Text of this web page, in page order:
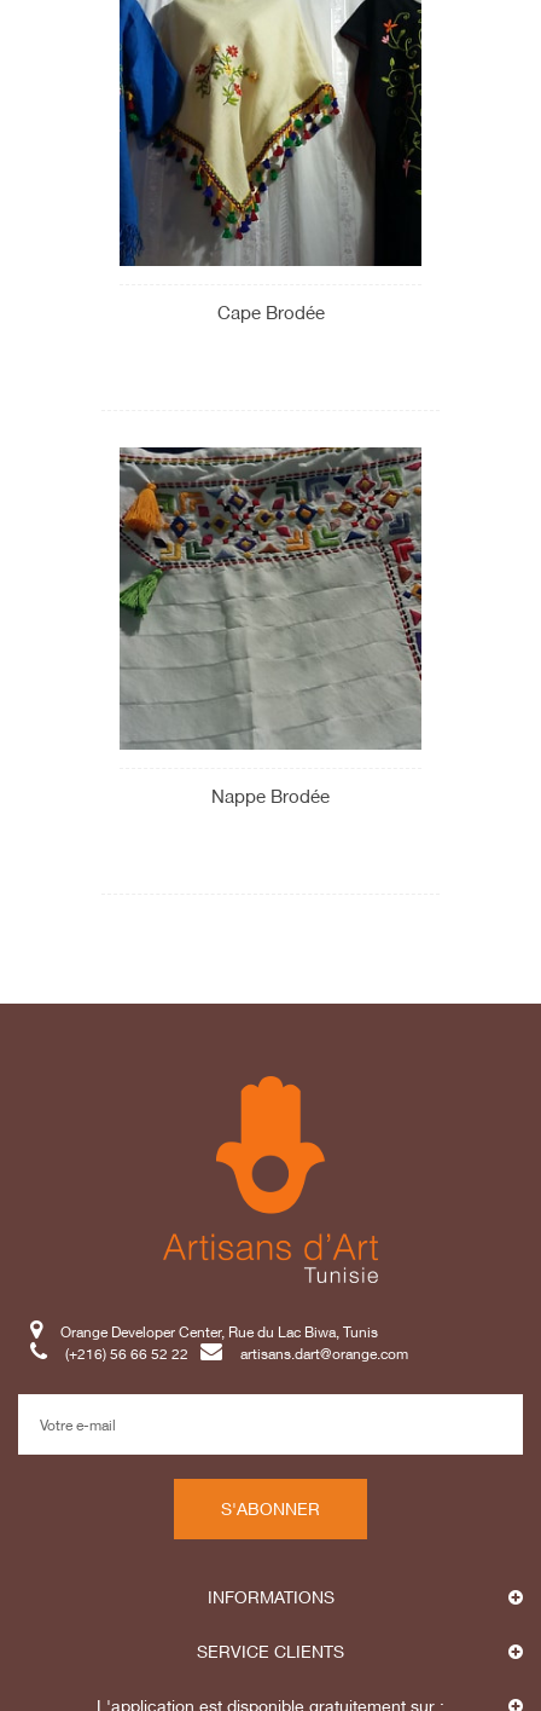
Cape Brodée
Nappe Brodée
Orange Developer Center, Rue du Lac Biwa, Tunis
(+216) 56 66 52 22
artisans.dart@orange.com
S'ABONNER
INFORMATIONS
SERVICE CLIENTS
L'application est disponible gratuitement sur :